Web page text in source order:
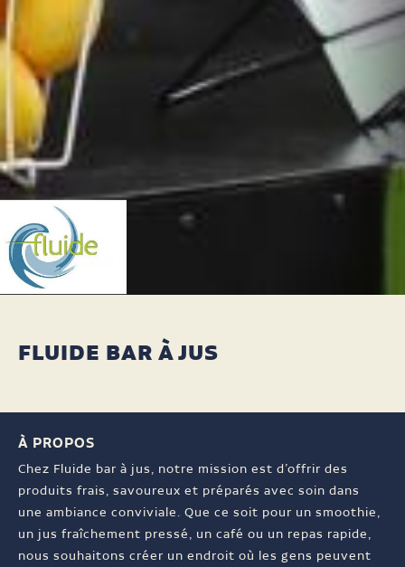
FLUIDE BAR À JUS
À PROPOS
Chez Fluide bar à jus, notre mission est d’offrir des
produits frais, savoureux et préparés avec soin dans
une ambiance conviviale. Que ce soit pour un smoothie,
un jus fraîchement pressé, un café ou un repas rapide,
nous souhaitons créer un endroit où les gens peuvent